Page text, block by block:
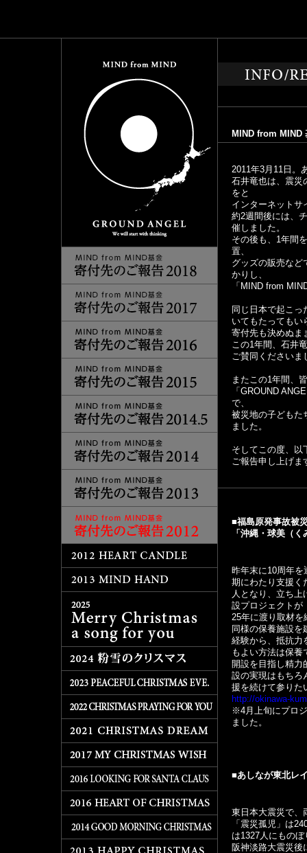
MIND from
2011年3月11日。
石井竜也は、震災
をと
インターネットサ
約2週間後には、
催しました。
その後も、1年間
置、
グッズの販売など
かりし、
「MIND from
同じ日本で起こっ
いてもたってもい
寄付先も決めぬま
この1年間、石井
ご賛同くださいま
またこの1年間、
「GROUND
で、
被災地の子どもた
ました。
そしてこの度、以
ご報告申し上げま
■福島原発事故被
「沖縄・球美（
昨年末に10周年を
期にわたり支援く
人となり、立ち
設プロジェクトが
25年に渡り取材を
同様の保養施設を
経験から、抵抗力
もよい方法は保養
開設を目指し精力
設の実現はもちろ
援を続けて参りた
http://okinawa-
※4月上旬にプロ
ました。
■あしなが東北レ
東日本大震災で、
「震災孤児」は
は1327人にもの
阪神淡路大震災後